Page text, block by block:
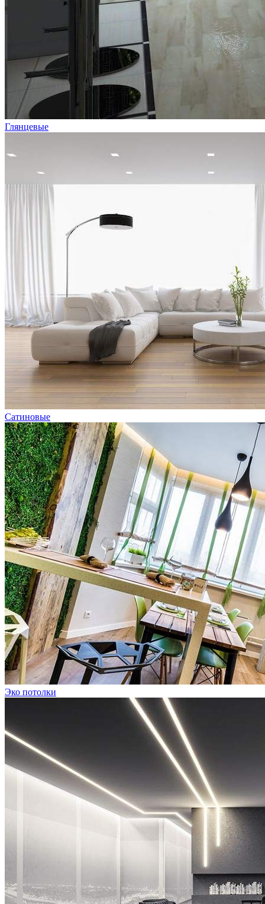
Глянцевые
Сатиновые
Эко потолки